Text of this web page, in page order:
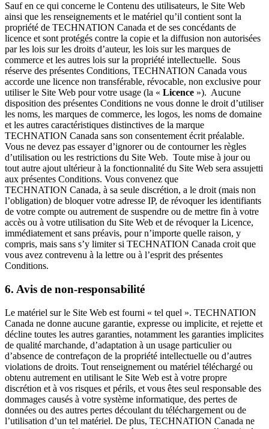
Sauf en ce qui concerne le Contenu des utilisateurs, le Site Web
ainsi que les renseignements et le matériel qu’il contient sont la
propriété de TECHNATION Canada et de ses concédants de
licence et sont protégés contre la copie et la diffusion non autorisées
par les lois sur les droits d’auteur, les lois sur les marques de
commerce et les autres lois sur la propriété intellectuelle. Sous
réserve des présentes Conditions, TECHNATION Canada vous
accorde une licence non transférable, révocable, non exclusive pour
utiliser le Site Web pour votre usage (la « Licence »). Aucune
disposition des présentes Conditions ne vous donne le droit d’utiliser
les noms, les marques de commerce, les logos, les noms de domaine
et les autres caractéristiques distinctives de la marque
TECHNATION Canada sans son consentement écrit préalable.
Vous ne devez pas essayer d’ignorer ou de contourner les règles
d’utilisation ou les restrictions du Site Web. Toute mise à jour ou
tout autre ajout ultérieur à la fonctionnalité du Site Web sera assujetti
aux présentes Conditions. Vous convenez que
TECHNATION Canada, à sa seule discrétion, a le droit (mais non
l’obligation) de bloquer votre adresse IP, de révoquer les identifiants
de votre compte ou autrement de suspendre ou de mettre fin à votre
accès ou à votre utilisation du Site Web et de révoquer la Licence,
immédiatement et sans préavis, pour n’importe quelle raison, y
compris, mais sans s’y limiter si TECHNATION Canada croit que
vous avez contrevenu à la lettre ou à l’esprit des présentes
Conditions.
6. Avis de non-responsabilité
Le matériel sur le Site Web est fourni « tel quel ». TECHNATION
Canada ne donne aucune garantie, expresse ou implicite, et rejette et
décline toutes les autres garanties, notamment les garanties implicites
de qualité marchande, d’adaptation à un usage particulier ou
d’absence de contrefaçon de la propriété intellectuelle ou d’autres
violations de droits. Tout renseignement ou matériel téléchargé ou
obtenu autrement en utilisant le Site Web est à votre propre
discrétion et à vos risques et périls, et vous êtes seul responsable des
dommages causés à votre système informatique, des pertes de
données ou des autres pertes découlant du téléchargement ou de
l’utilisation d’un tel matériel. De plus, TECHNATION Canada ne